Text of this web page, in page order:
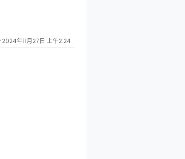
2024年11月27日 上午2:24